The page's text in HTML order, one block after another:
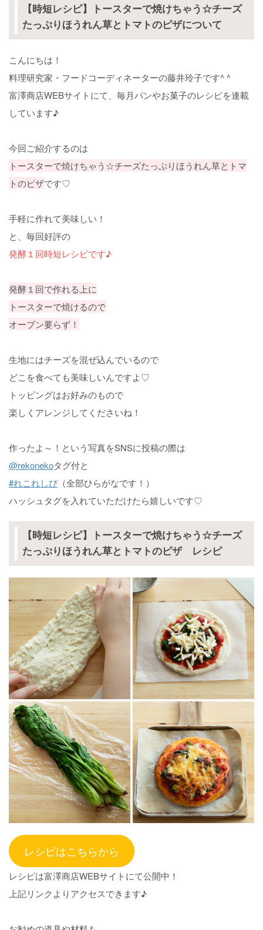
【時短レシピ】トースターで焼けちゃう☆チーズ
たっぷりほうれん草とトマトのピザについて
こんにちは！
料理研究家・フードコーディネーターの藤井玲子です^ ^
富澤商店WEBサイトにて、毎月パンやお菓子のレシピを連載
しています♪
今回ご紹介するのは
トースターで焼けちゃう☆チーズたっぷりほうれん草とトマ
トのピザです♡
手軽に作れて美味しい！
と、毎回好評の
発酵１回時短レシピです♪
発酵１回で作れる上に
トースターで焼けるので
オーブン要らず！
生地にはチーズを混ぜ込んでいるので
どこを食べても美味しいんですよ♡
トッピングはお好みのもので
楽しくアレンジしてくださいね！
作ったよ～！という写真をSNSに投稿の際は
@rekonekoタグ付と
#れこれしぴ（全部ひらがなです！）
ハッシュタグを入れていただけたら嬉しいです♡
【時短レシピ】トースターで焼けちゃう☆チーズ
たっぷりほうれん草とトマトのピザ レシピ
レシピはこちらから
レシピは富澤商店WEBサイトにて公開中！
上記リンクよりアクセスできます♪